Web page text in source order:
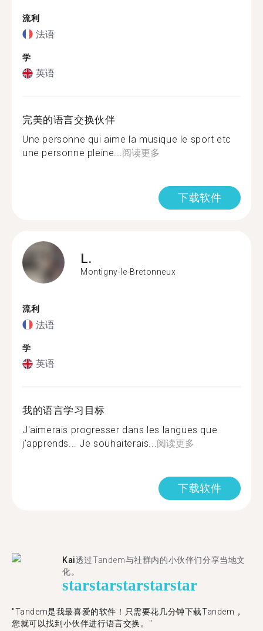
流利
法语
学
英语
完美的语言交换伙伴
Une personne qui aime la musique le sport etc
une personne pleine...阅读更多
下载软件
L.
Montigny-le-Bretonneux
流利
法语
学
英语
我的语言学习目标
J'aimerais progresser dans les langues que
j'apprends... Je souhaiterais...阅读更多
下载软件
Kai透过Tandem与社群内的小伙伴们分享当地文
化。
starstarstarstarstar
"Tandem是我最喜爱的软件！只需要花几分钟下载Tandem，
您就可以找到小伙伴进行语言交换。"